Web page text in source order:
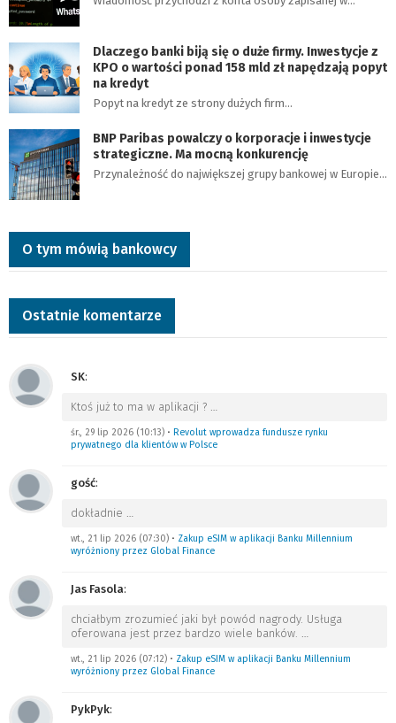
Dlaczego banki biją się o duże firmy. Inwestycje z
KPO o wartości ponad 158 mld zł napędzają popyt
na kredyt
Popyt na kredyt ze strony dużych firm…
BNP Paribas powalczy o korporacje i inwestycje
strategiczne. Ma mocną konkurencję
Przynależność do największej grupy bankowej w Europie…
O tym mówią bankowcy
Ostatnie komentarze
SK:
Ktoś już to ma w aplikacji ? …
śr., 29 lip 2026 (10:13) • Revolut wprowadza fundusze rynku
prywatnego dla klientów w Polsce
gość:
dokładnie …
wt., 21 lip 2026 (07:30) • Zakup eSIM w aplikacji Banku Millennium
wyróżniony przez Global Finance
Jas Fasola:
chciałbym zrozumieć jaki był powód nagrody. Usługa
oferowana jest przez bardzo wiele banków. …
wt., 21 lip 2026 (07:12) • Zakup eSIM w aplikacji Banku Millennium
wyróżniony przez Global Finance
PykPyk: